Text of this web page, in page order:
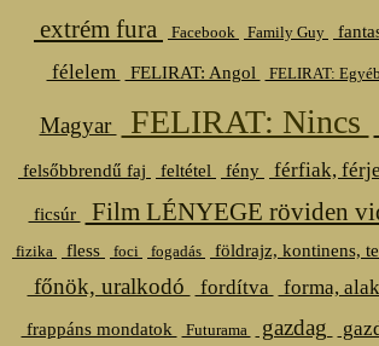
extrém fura Facebook Family Guy
félelem FELIRAT: Angol FELIRAT: Egyéb
Magyar FELIRAT: Nincs
felsőbbrendű faj feltétel fény férfiak,
ficsúr Film LÉNYEGE röviden
fizika
fless foci fogadás földrajz, kontinens,
főnök, uralkodó fordítva forma,
frappáns mondatok Futurama gazdag